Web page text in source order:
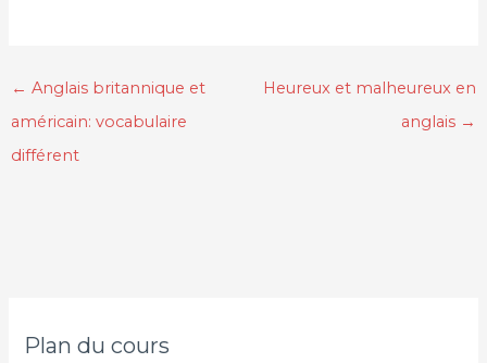
← Anglais britannique et
américain: vocabulaire
différent
Heureux et malheureux en
anglais →
Plan du cours